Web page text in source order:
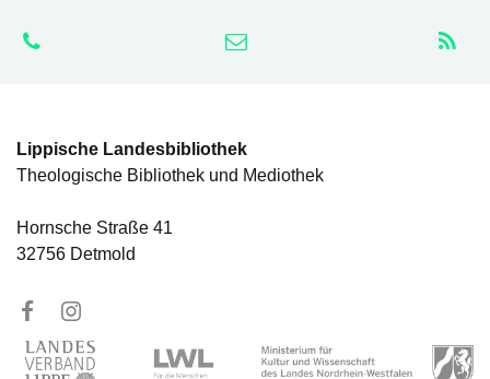
Lippische Landesbibliothek
Theologische Bibliothek und Mediothek
Hornsche Straße 41
32756 Detmold